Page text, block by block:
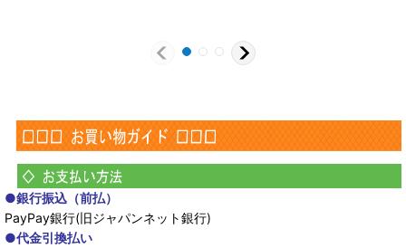
●銀行振込（前払）
PayPay銀行(旧ジャパンネット銀行)
●代金引換払い